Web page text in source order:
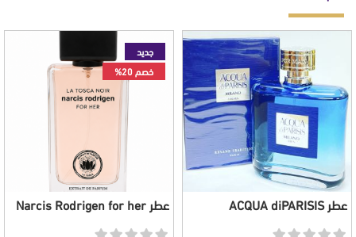
عطر ACQUA diPARISIS
جديد
خصم 20%
عطر Narcis Rodrigen for her